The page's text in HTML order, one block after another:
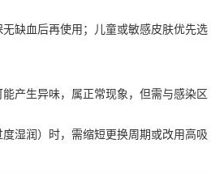
缺血后再使用；儿童或敏感皮肤优先选
产生异味，属正常现象，但需与感染区
湿润）时，需缩短更换周期或改用高吸